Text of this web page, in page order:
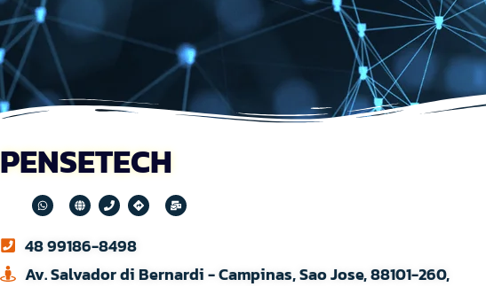
PENSETECH
48 99186-8498
Av. Salvador di Bernardi - Campinas, Sao Jose, 88101-260,